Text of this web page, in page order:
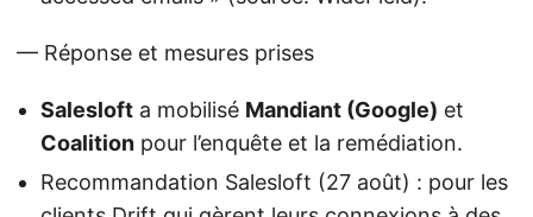
— Réponse et mesures prises
Salesloft a mobilisé Mandiant (Google) et
Coalition pour l’enquête et la remédiation.
Recommandation Salesloft (27 août) : pour les